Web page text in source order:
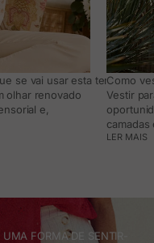
se vai usar esta temporada
olhar renovado
e,
Como
Vestir
LER MAIS
UMA FORMA DE SENTIR-